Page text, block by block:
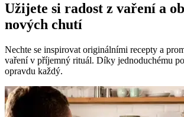
Užijete si radost z vaření a
nových chutí
Nechte se inspirovat originálními recepty a
vaření v příjemný rituál. Díky jednoduchému
opravdu každý.